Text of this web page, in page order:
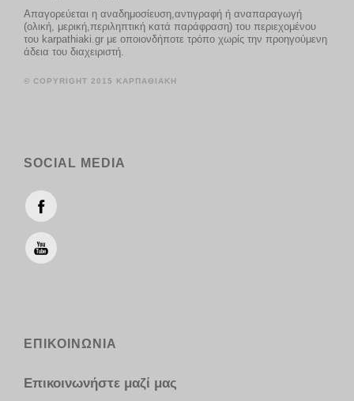
Απαγορεύεται η αναδημοσίευση,αντιγραφή ή αναπαραγωγή
(ολική, μερική,περιληπτική κατά παράφραση) του περιεχομένου
του karpathiaki.gr με οποιονδήποτε τρόπο χωρίς την προηγούμενη
άδεια του διαχειριστή.
© COPYRIGHT 2015 ΚΑΡΠΑΘΙΑΚΗ
SOCIAL MEDIA
ΕΠΙΚΟΙΝΩΝΙΑ
Επικοινωνήστε μαζί μας